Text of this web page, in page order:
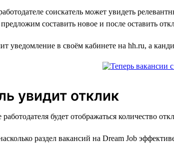
соискатель может увидеть
составить новое и после оставить
уведомление в своём кабинете на hh.ru, а
увидит отклик
будет отображаться количество
раздел вакансий на Dream Job